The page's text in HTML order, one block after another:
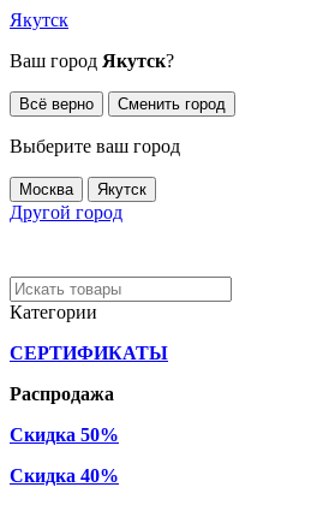
Якутск
Ваш город Якутск?
Всё верно Сменить город
Выберите ваш город
Москва Якутск
Другой город
Категории
СЕРТИФИКАТЫ
Распродажа
Скидка 50%
Скидка 40%